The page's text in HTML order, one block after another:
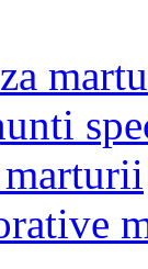
marturii